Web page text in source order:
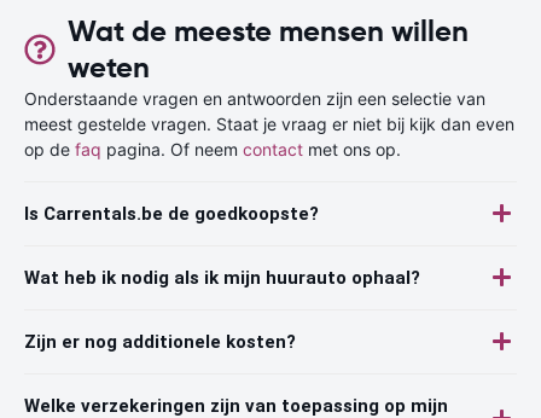
Wat de meeste mensen willen
weten
Onderstaande vragen en antwoorden zijn een selectie van
meest gestelde vragen. Staat je vraag er niet bij kijk dan even
op de faq pagina. Of neem contact met ons op.
Is Carrentals.be de goedkoopste?
Wat heb ik nodig als ik mijn huurauto ophaal?
Zijn er nog additionele kosten?
Welke verzekeringen zijn van toepassing op mijn